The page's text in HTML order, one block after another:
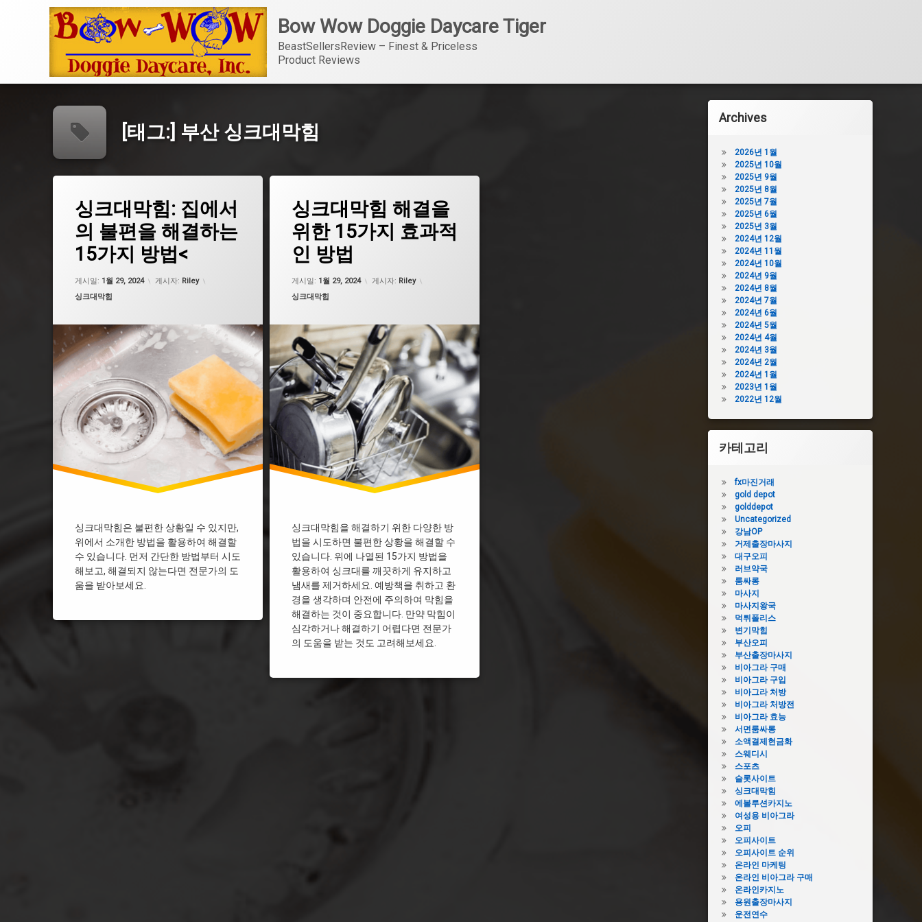
Bow Wow Doggie Daycare Tiger
BeastSellersReview – Finest & Priceless
Product Reviews
[태그:] 부산 싱크대막힘
싱크대막힘: 집에서
의 불편을 해결하는
15가지 방법<
게시일: 1월 29, 2024
업데이트 날짜:
게시자: Riley
카테고리:
싱크대막힘
싱크대막힘은 불편한 상황일 수 있지만,
위에서 소개한 방법을 활용하여 해결할
수 있습니다. 먼저 간단한 방법부터 시도
해보고, 해결되지 않는다면 전문가의 도
움을 받아보세요.
광주 싱크대막힘
구미 싱크대막힘
대구 싱크대막힘
대전 싱크대막힘
부산 싱크대막힘
싱크대 막혔을때 락스
싱크대 막혔을때 베이킹소다
싱크대 막힘 다이소
싱크대 막힘 디시
싱크대 막힘 뚫어뻥
싱크대 막힘 뜨거운물
싱크대 막힘 업체
싱크대 막힘 페트병
싱크대개수대막힘
싱크대막힘 베이킹소다
싱크대막힘 비용
싱크대물막힘
싱크대배수관막힘
싱크대막힘 해결을
위한 15가지 효과적
인 방법
게시일: 1월 29, 2024
업데이트 날짜:
게시자: Riley
카테고리:
싱크대막힘
싱크대막힘을 해결하기 위한 다양한 방
법을 시도하면 불편한 상황을 해결할 수
있습니다. 위에 나열된 15가지 방법을
활용하여 싱크대를 깨끗하게 유지하고
냄새를 제거하세요. 예방책을 취하고 환
경을 생각하며 안전에 주의하여 막힘을
해결하는 것이 중요합니다. 만약 막힘이
심각하거나 해결하기 어렵다면 전문가
의 도움을 받는 것도 고려해보세요.
광주 싱크대막힘
구미 싱크대막힘
대구 싱크대막힘
대전 싱크대막힘
부산 싱크대막힘
싱크대 막혔을때 락스
싱크대 막혔을때 베이킹소다
싱크대 막힘 다이소
싱크대 막힘 디시
싱크대 막힘 뚫어뻥
싱크대 막힘 뜨거운물
싱크대 막힘 업체
싱크대 막힘 페트병
싱크대개수대막힘
싱크대막힘 베이킹소다
싱크대막힘 비용
싱크대물막힘
싱크대배수관막힘
싱크대배수구막힘
용인싱크대막힘
울산 싱크대막힘
월세싱크대막힘
Archives
2026년 1월
2025년 10월
2025년 9월
2025년 8월
2025년 7월
2025년 6월
2025년 3월
2024년 12월
2024년 11월
2024년 10월
2024년 9월
2024년 8월
2024년 7월
2024년 6월
2024년 5월
2024년 4월
2024년 3월
2024년 2월
2024년 1월
2023년 1월
2022년 12월
카테고리
fx마진거래
gold depot
golddepot
Uncategorized
강남OP
거제출장마사지
대구오피
러브약국
룸싸롱
마사지
마사지왕국
먹튀폴리스
변기막힘
부산오피
부산출장마사지
비아그라 구매
비아그라 구입
비아그라 처방
비아그라 처방전
비아그라 효능
서면룸싸롱
소액결제현금화
스웨디시
스포츠
슬롯사이트
싱크대막힘
에볼루션카지노
여성용 비아그라
오피
오피사이트
오피사이트 순위
온라인 마케팅
온라인 비아그라 구매
온라인카지노
용원출장마사지
운전연수